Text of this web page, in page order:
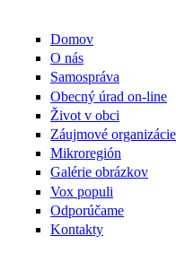
Primarny MB
Domov
O nás
Samospráva
Obecný úrad on-line
Život v obci
Záujmové
Mikroregión
Galérie obrázkov
Vox populi
Odporúčame
Kontakty